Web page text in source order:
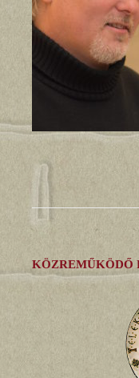
KÖZREMŰKÖDŐ